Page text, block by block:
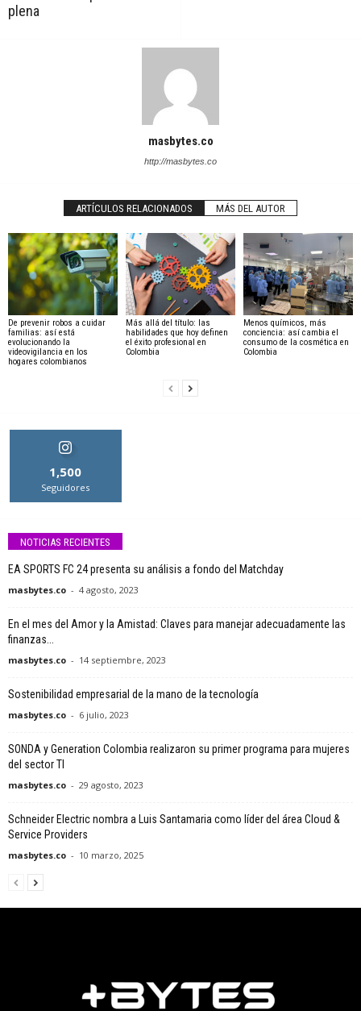
plena
masbytes.co
http://masbytes.co
ARTÍCULOS RELACIONADOS MÁS DEL AUTOR
De prevenir robos a cuidar
familias: así está
evolucionando la
videovigilancia en los
hogares colombianos
Más allá del título: las
habilidades que hoy definen
el éxito profesional en
Colombia
Menos químicos, más
conciencia: así cambia el
consumo de la cosmética en
Colombia
1,500
Seguidores
NOTICIAS RECIENTES
EA SPORTS FC 24 presenta su análisis a fondo del Matchday
masbytes.co - 4 agosto, 2023
En el mes del Amor y la Amistad: Claves para manejar adecuadamente las
finanzas...
masbytes.co - 14 septiembre, 2023
Sostenibilidad empresarial de la mano de la tecnología
masbytes.co - 6 julio, 2023
SONDA y Generation Colombia realizaron su primer programa para mujeres
del sector TI
masbytes.co - 29 agosto, 2023
Schneider Electric nombra a Luis Santamaria como líder del área Cloud &
Service Providers
masbytes.co - 10 marzo, 2025